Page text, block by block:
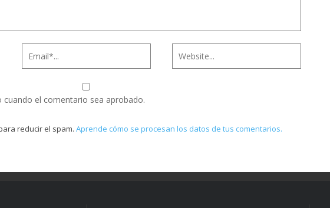
el comentario sea aprobado.
reducir el spam. Aprende cómo se procesan los datos de tus comentarios.